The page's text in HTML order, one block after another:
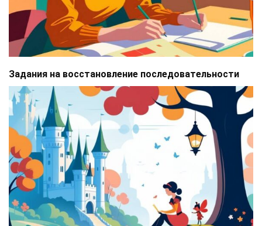
Задания на восстановление последовательности